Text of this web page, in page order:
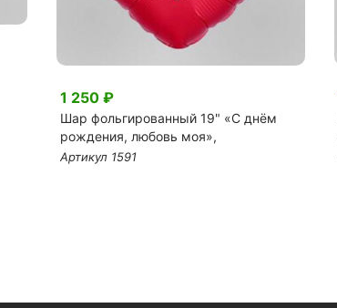
1 250 ₽
Шар фольгированный 19" «С днём
рождения, любовь моя»,
Артикул 1591